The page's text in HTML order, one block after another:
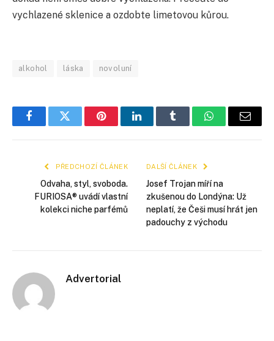
vychlazené sklenice a ozdobte limetovou kůrou.
alkohol láska novoluní
FacebookTwitter PinterestLinkedInTumblr WhatsApp
E-
PŘEDCHOZÍ ČLÁNEK
Odvaha, styl, svoboda.
FURIOSA® uvádí vlastní
kolekci niche parfémů
DALŠÍ ČLÁNEK
Josef Trojan míří na
zkušenou do Londýna: Už
neplatí, že Češi musí hrát jen
padouchy z východu
Advertorial